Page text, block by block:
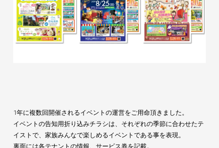
1年に複数回開催されるイベントの運営をご用命頂きました。
イベントの告知用折り込みチラシは、それぞれの季節に合わせたテ
イストで、家族みんなで楽しめるイベントである事を表現。
裏面には各テナントの情報、サービス券を記載。